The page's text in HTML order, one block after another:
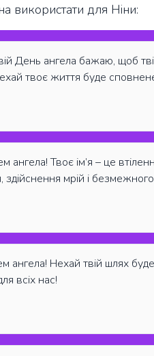
використати для Ніни:
День ангела бажаю, щоб
твоє життя буде
ангела! Твоє ім’я – це
здійснення мрій і
ангела! Нехай твій шлях
всіх нас!